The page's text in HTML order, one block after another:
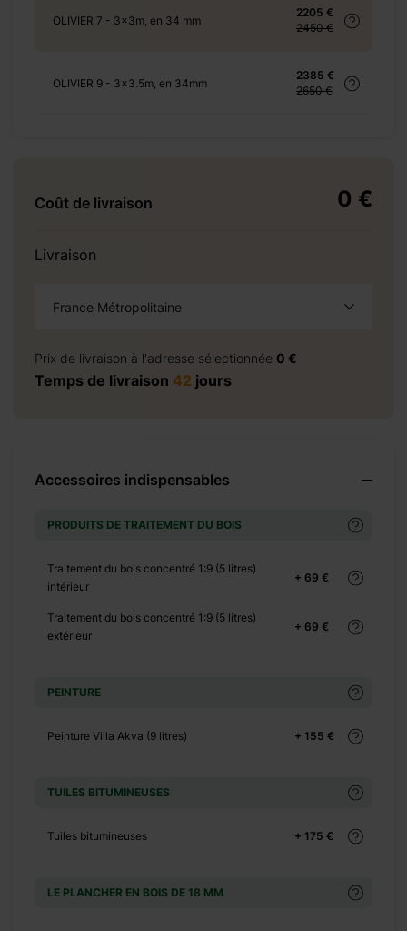
OLIVIER 7 - 3x3m, en 34 mm
2205 €
2450 €
OLIVIER 9 - 3x3.5m, en 34mm
2385 €
2650 €
Coût de livraison 0 €
Livraison
France Métropolitaine
Prix de livraison à l'adresse sélectionnée 0 €
Temps de livraison 42 jours
Accessoires indispensables
PRODUITS DE TRAITEMENT DU BOIS
+ 69 €
Traitement du bois concentré 1:9 (5 litres)
intérieur
+ 69 €
Traitement du bois concentré 1:9 (5 litres)
extérieur
PEINTURE
+ 155 €
Peinture Villa Akva (9 litres)
TUILES BITUMINEUSES
+ 175 €
Tuiles bitumineuses
LE PLANCHER EN BOIS DE 18 MM
+ 0 €
+ 1100 €
+ 0 €
+ 480 €
+ 0 €
+ 149 €